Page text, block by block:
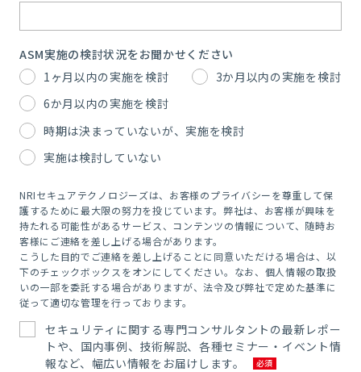
ASM実施の検討状況をお聞かせください
1ヶ月以内の実施を検討
3か月以内の実施を検討
6か月以内の実施を検討
時期は決まっていないが、実施を検討
実施は検討していない
NRIセキュアテクノロジーズは、お客様のプライバシーを尊重して保
護するために最大限の努力を投じています。弊社は、お客様が興味を
持たれる可能性があるサービス、コンテンツの情報について、随時お
客様にご連絡を差し上げる場合があります。
こうした目的でご連絡を差し上げることに同意いただける場合は、以
下のチェックボックスをオンにしてください。なお、個人情報の取扱
いの一部を委託する場合がありますが、法令及び弊社で定めた基準に
従って適切な管理を行っております。
セキュリティに関する専門コンサルタントの最新レポー
トや、国内事例、技術解説、各種セミナー・イベント情
報など、幅広い情報をお届けします。